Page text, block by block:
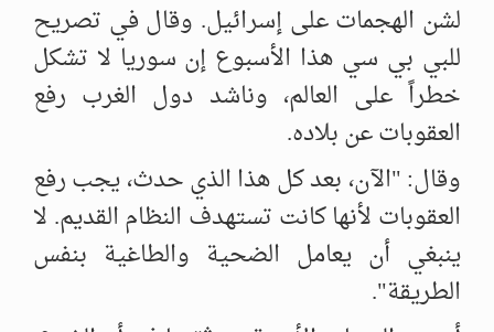
لشن الهجمات على إسرائيل. وقال في تصريح
للبي بي سي هذا ‏الأسبوع إن سوريا لا تشكل
خطراً على العالم، وناشد دول الغرب رفع
العقوبات ‏عن بلاده. ‏
وقال: "الآن، بعد كل هذا الذي حدث، يجب رفع
العقوبات لأنها كانت تستهدف ‏النظام القديم. لا
ينبغي أن يعامل الضحية والطاغية بنفس
الطريقة".